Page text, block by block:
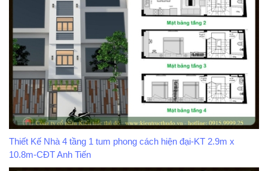
Thiết Kế Nhà 4 tầng 1 tum phong cách hiện đại-KT 2.9m x
10.8m-CĐT Anh Tiến